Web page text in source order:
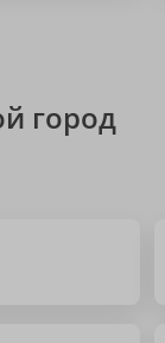
город